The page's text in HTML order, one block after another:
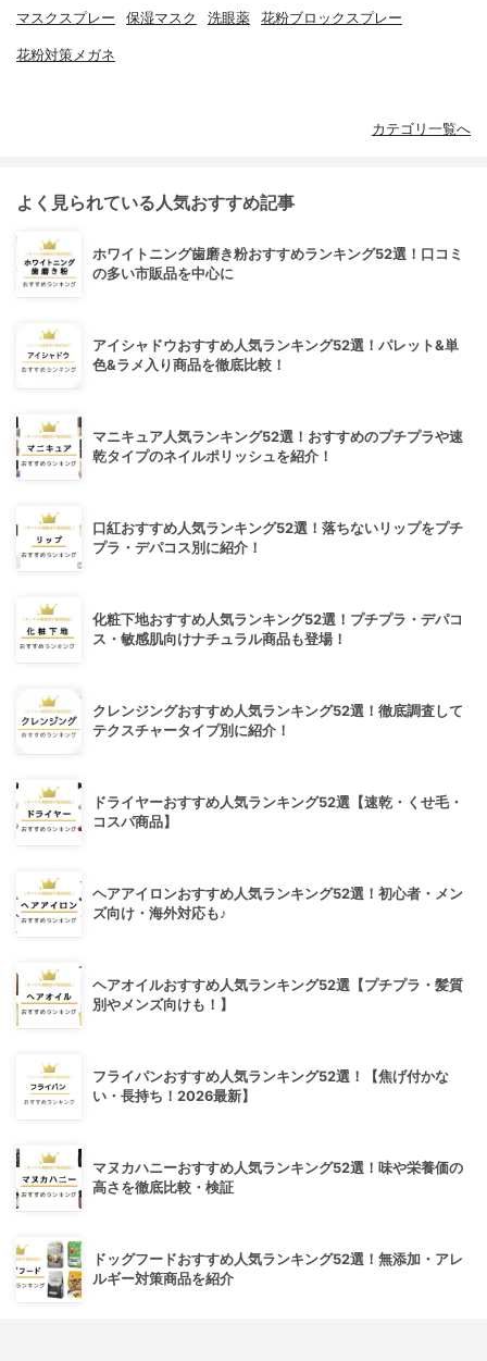
マスクスプレー 保湿マスク 洗眼薬 花粉ブロックスプレー
花粉対策メガネ
カテゴリ一覧へ
よく見られている人気おすすめ記事
ホワイトニング歯磨き粉おすすめランキング52選！口コミ
の多い市販品を中心に
アイシャドウおすすめ人気ランキング52選！パレット&単
色&ラメ入り商品を徹底比較！
マニキュア人気ランキング52選！おすすめのプチプラや速
乾タイプのネイルポリッシュを紹介！
口紅おすすめ人気ランキング52選！落ちないリップをプチ
プラ・デパコス別に紹介！
化粧下地おすすめ人気ランキング52選！プチプラ・デパコ
ス・敏感肌向けナチュラル商品も登場！
クレンジングおすすめ人気ランキング52選！徹底調査して
テクスチャータイプ別に紹介！
ドライヤーおすすめ人気ランキング52選【速乾・くせ毛・
コスパ商品】
ヘアアイロンおすすめ人気ランキング52選！初心者・メン
ズ向け・海外対応も♪
ヘアオイルおすすめ人気ランキング52選【プチプラ・髪質
別やメンズ向けも！】
フライパンおすすめ人気ランキング52選！【焦げ付かな
い・長持ち！2026最新】
マヌカハニーおすすめ人気ランキング52選！味や栄養価の
高さを徹底比較・検証
ドッグフードおすすめ人気ランキング52選！無添加・アレ
ルギー対策商品を紹介